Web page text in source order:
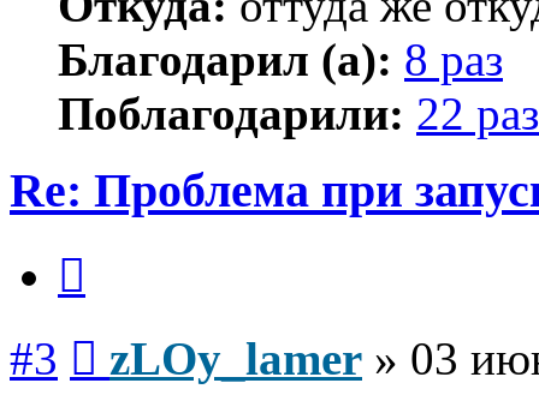
Благодарил (а): 8 раз
Поблагодарили: 22
Re: Проблема при
#3 zLOy_lamer » 03